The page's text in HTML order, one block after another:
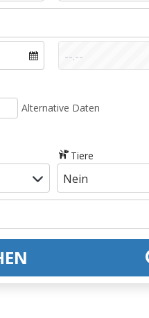
Alternative Daten
Tiere